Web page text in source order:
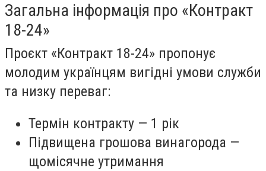
Загальна інформація про «Контракт
18-24»
Проєкт «Контракт 18-24» пропонує
молодим українцям вигідні умови служби
та низку переваг:
Термін контракту — 1 рік
Підвищена грошова винагорода —
щомісячне утримання